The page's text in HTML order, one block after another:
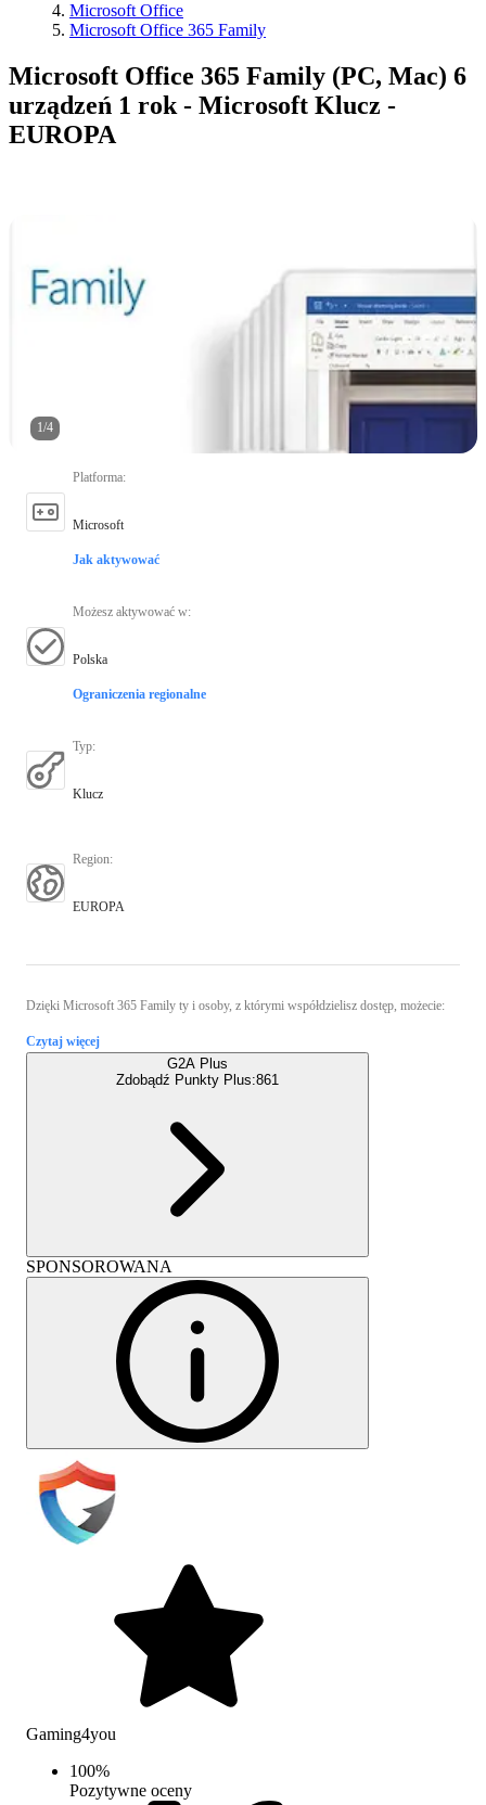
Microsoft Office
Microsoft Office 365 Family
Microsoft Office 365 Family (PC, Mac) 6
urządzeń 1 rok - Microsoft Klucz -
EUROPA
1/4
Platforma:
Microsoft
Jak aktywować
Możesz aktywować w:
Polska
Ograniczenia regionalne
Typ:
Klucz
Region:
EUROPA
Dzięki Microsoft 365 Family ty i osoby, z którymi współdzielisz dostęp, możecie:
Czytaj więcej
G2A Plus
Zdobądź Punkty Plus:861
SPONSOROWANA
Gaming4you
100%
Pozytywne oceny